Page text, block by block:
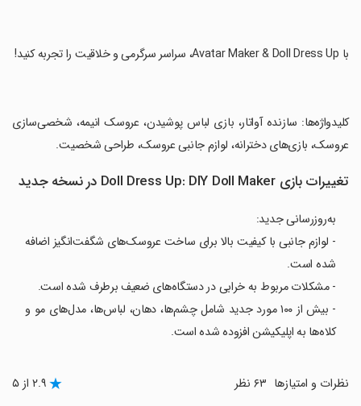
‏با Avatar Maker & Doll Dress Up، سراسر سرگرمی و خلاقیت را تجربه کنید!
‏کلیدواژه‌ها: سازنده آواتار، بازی لباس پوشیدن، عروسک انیمه، شخصی‌سازی
عروسک، بازی‌های دخترانه، لوازم جانبی عروسک، طراحی شخصیت.
تغییرات بازی Doll Dress Up: DIY Doll Maker در نسخه جدید
به‌روزرسانی جدید:
- لوازم جانبی با کیفیت بالا برای ساخت عروسک‌های شگفت‌انگیز اضافه
شده است.
- مشکلات مربوط به خرابی در دستگاه‌های ضعیف برطرف شده است.
- بیش از ۱۰۰ مورد جدید شامل چشم‌ها، دهان، لباس‌ها، مدل‌های مو و
کلاه‌ها به اپلیکیشن افزوده شده است.
نظرات و امتیازها ۲.۹ از ۵